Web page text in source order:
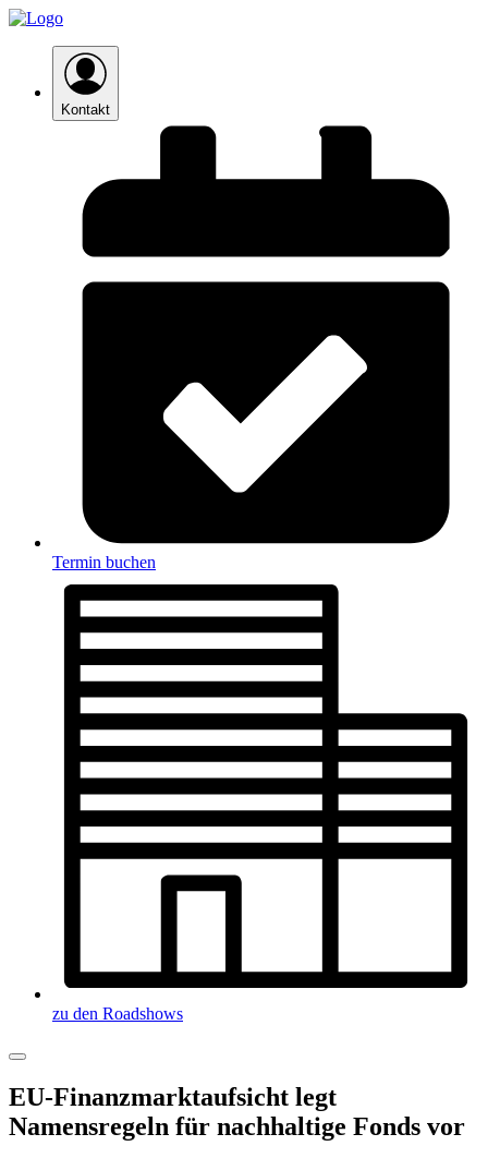
Kontakt
Termin buchen
zu den Roadshows
EU-Finanzmarktaufsicht legt
Namensregeln für nachhaltige Fonds vor